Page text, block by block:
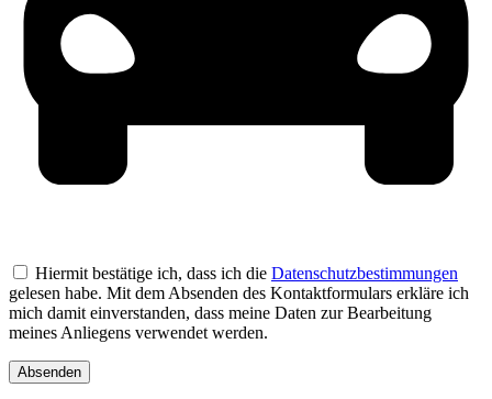
Hiermit bestätige ich, dass ich die Datenschutzbestimmungen
gelesen habe. Mit dem Absenden des Kontaktformulars erkläre ich
mich damit einverstanden, dass meine Daten zur Bearbeitung
meines Anliegens verwendet werden.